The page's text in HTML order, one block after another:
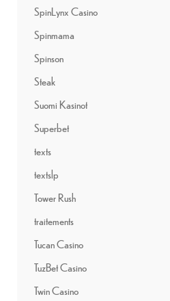
SpinLynx Casino
Spinmama
Spinson
Steak
Suomi Kasinot
Superbet
texts
textslp
Tower Rush
traitements
Tucan Casino
TuzBet Casino
Twin Casino